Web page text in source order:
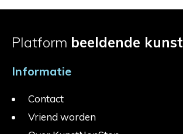
Platform beeldende kunst
Informatie
Contact
Vriend worden